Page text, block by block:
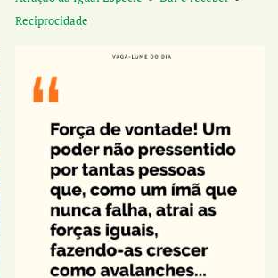
Reciprocidade